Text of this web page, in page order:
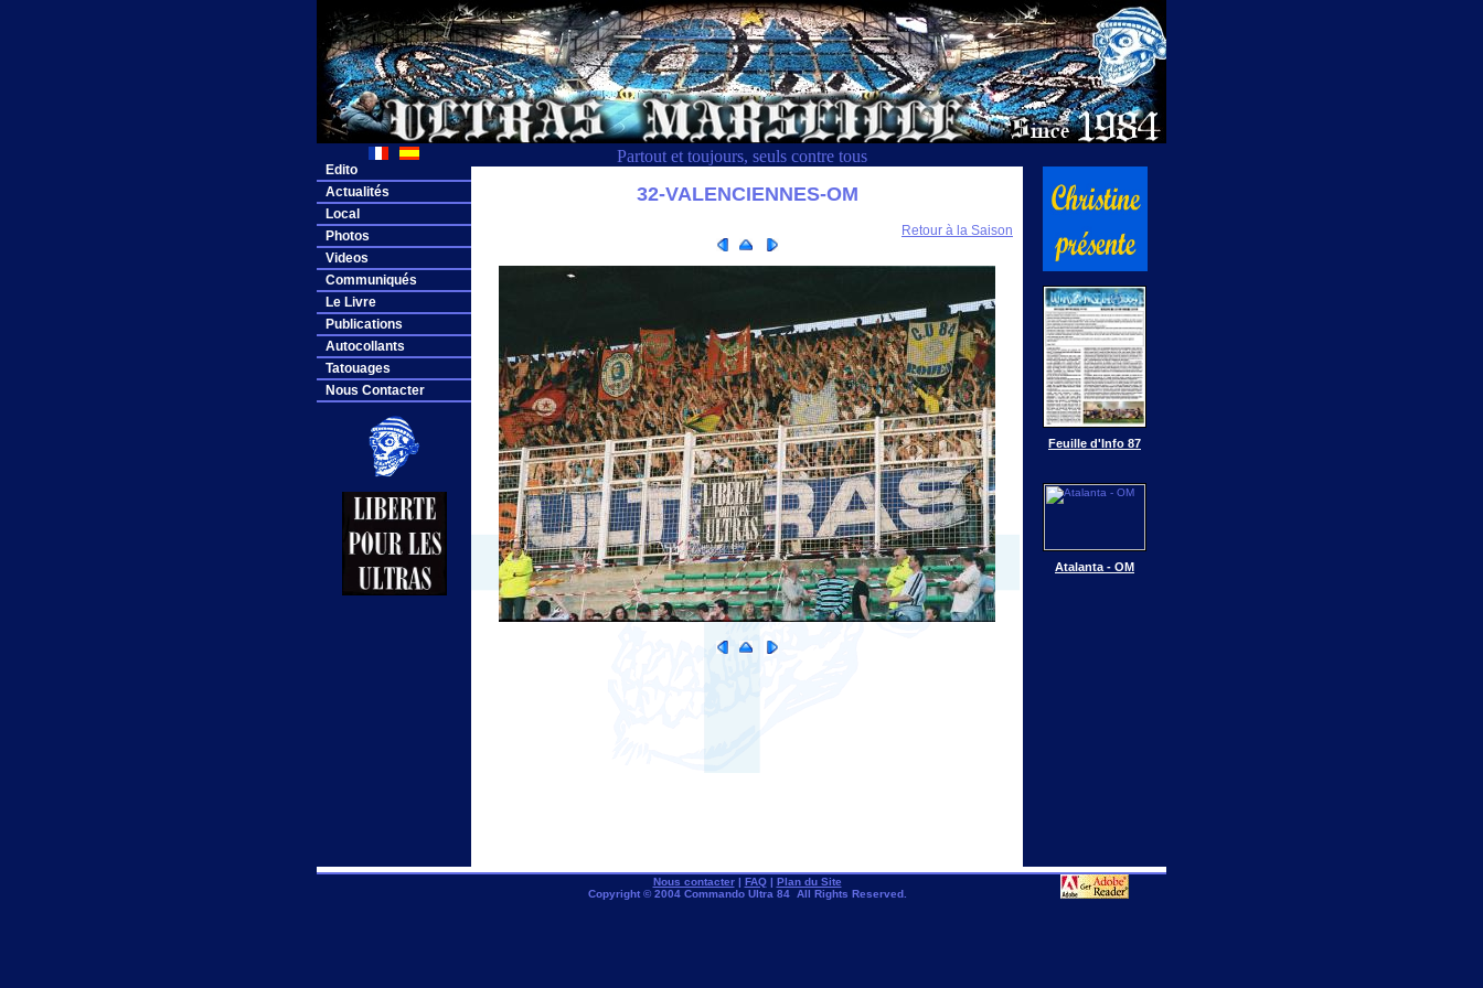
Partout et toujours, seuls contre tous
Edito
Actualités
Local
Photos
Videos
Communiqués
Le Livre
Publications
Autocollants
Tatouages
Nous Contacter
32-VALENCIENNES-OM
Retour à la Saison
Feuille d'Info 87
Atalanta - OM
Nous contacter| FAQ| Plan du Site
Copyright © 2004 Commando Ultra 84 All Rights Reserved.